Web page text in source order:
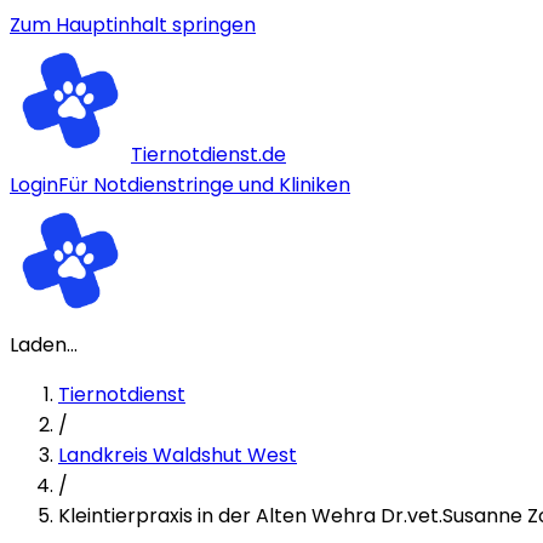
Zum Hauptinhalt springen
Tiernotdienst.de
LoginFür Notdienstringe und Kliniken
Laden...
Tiernotdienst
/
Landkreis Waldshut West
/
Kleintierpraxis in der Alten Wehra Dr.vet.Susanne